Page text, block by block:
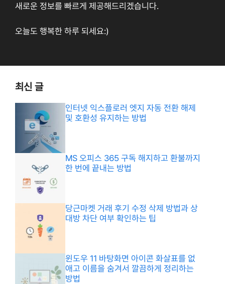
새로운 정보를 빠르게 제공해드리겠습니다.
오늘도 행복한 하루 되세요:)
최신 글
인터넷 익스플로러 엣지 자동 전환 해제
및 호환성 유지하는 방법
MS 오피스 365 구독 해지하고 환불까지
한 번에 끝내는 방법
당근마켓 거래 후기 수정 삭제 방법과 상
대방 차단 여부 확인하는 팁
윈도우 11 바탕화면 아이콘 화살표를 없
애고 이름을 숨겨서 깔끔하게 정리하는
방법